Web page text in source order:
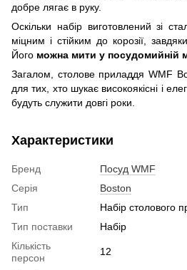
добре лягає в руку.
Оскільки набір виготовлений зі
міцним і стійким до корозії,
Його можна мити у посудомийній
Загалом, столове приладдя WMF
для тих, хто шукає високоякісні і
будуть служити довгі роки.
Характеристики
Бренд
Посуд WMF
Серія
Boston
Тип
Набір столового
Тип поставки
Набір
Кількість
персон
12